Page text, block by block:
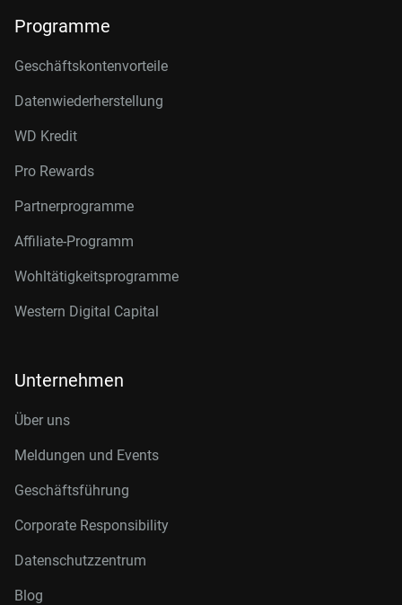
Programme
Geschäftskontenvorteile
Datenwiederherstellung
WD Kredit
Pro Rewards
Partnerprogramme
Affiliate-Programm
Wohltätigkeitsprogramme
Western Digital Capital
Unternehmen
Über uns
Meldungen und Events
Geschäftsführung
Corporate Responsibility
Datenschutzzentrum
Blog